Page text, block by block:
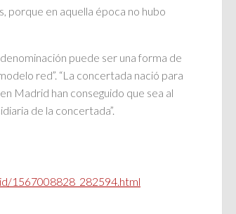
porque en aquella época no hubo
puede ser una forma de
red”. “La concertada nació para
Madrid han conseguido que sea al
de la concertada”.
1567008828_282594.html